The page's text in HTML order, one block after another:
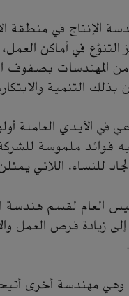
الإنتاج في منطقة
التنوُّع في أماكن
المهندسات بصفوف
بذلك التنمية
في الأيدي العاملة
فوائد ملموسة
للنساء، اللاتي
العام لقسم هندسة
زيادة فرص العمل
وهي مهندسة أخرى